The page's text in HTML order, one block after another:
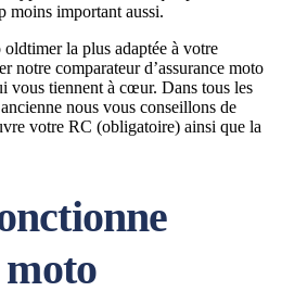
moins important aussi.
la plus adaptée à votre
notre comparateur d’assurance moto
vous tiennent à cœur. Dans tous les
nous vous conseillons de
votre RC (obligatoire) ainsi que la
moto